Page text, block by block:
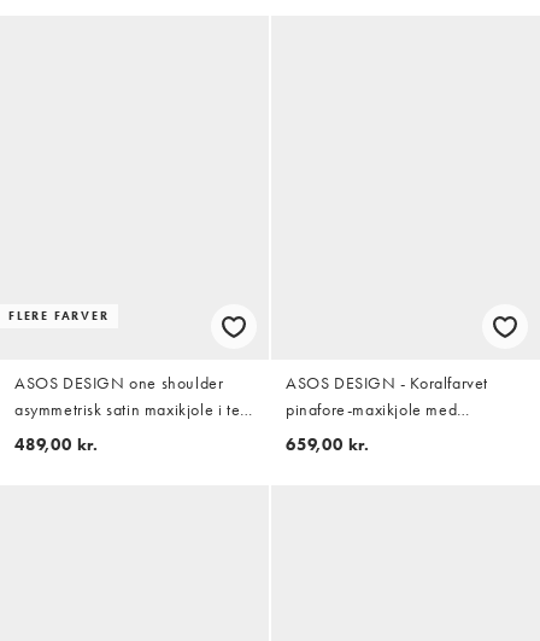
FLERE FARVER
ASOS DESIGN one shoulder
asymmetrisk satin maxikjole i teal
green
489,00 kr.
ASOS DESIGN - Koralfarvet
pinafore-maxikjole med
flæsedetaljer i dobbeltlag
659,00 kr.